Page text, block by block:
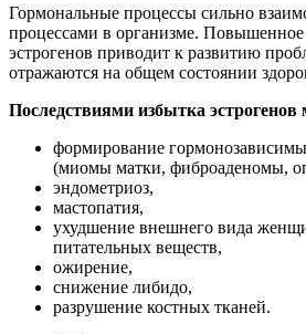
Гормональные процессы сильно
процессами в организме.
эстрогенов приводит к развитию
отражаются на общем состоянии
Последствиями избытка эстрогенов
формирование
(миомы матки, фиброаденомы,
эндометриоз,
мастопатия,
ухудшение внешнего вида
питательных веществ,
ожирение,
снижение либидо,
разрушение костных тканей.